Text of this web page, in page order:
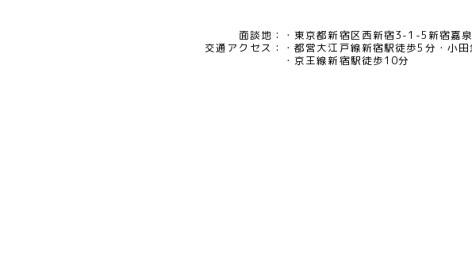
面談地：
東京都新宿区西新宿3-1-5新宿嘉
交通アクセス：
都営大江戸線新宿駅徒歩5分 小
京王線新宿駅徒歩10分